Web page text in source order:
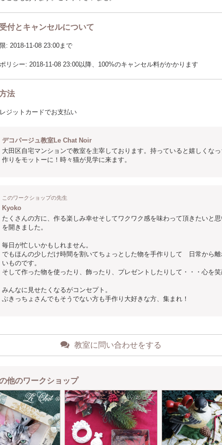
付とキャンセルについて
: 2018-11-08 23:00まで
リシー: 2018-11-08 23:00以降、100%のキャンセル料がかかります
法
ジットカードでお支払い
デコパージュ教室Le Chat Noir
大田区自宅マンションで教室を主宰しております。持っていると嬉しくな
作りをモットーに！時々猫が見学に来ます。
このワークショップの先生
Kyoko
たくさんの方に、作る楽しみ幸せそしてワクワク感を味わって頂きたいと
を開きました。
毎日が忙しいかもしれません。
でもほんの少しだけ時間を割いてちょっとした物を手作りして 日常から
いものです。
そして作った物を使ったり、飾ったり、プレゼントしたりして・・・心を
みんなに見せたくなるがコンセプト。
ぶきっちょさんでもそうでない方も手作り大好きな方、集まれ！
教室に問い合わせをする
他のワークショップ